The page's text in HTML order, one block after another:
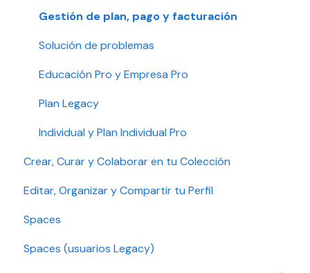
Account security
Gestionar tu cuenta
Seguridad de la cuenta
Configuración de accesibilidad
Gestión de plan, pago y facturación
Solución de problemas
Educación Pro y Empresa Pro
Plan Legacy
Individual y Plan Individual Pro
Crear, Curar y Colaborar en tu Colección
Editar, Organizar y Compartir tu Perfil
Spaces
Spaces (usuarios Legacy)